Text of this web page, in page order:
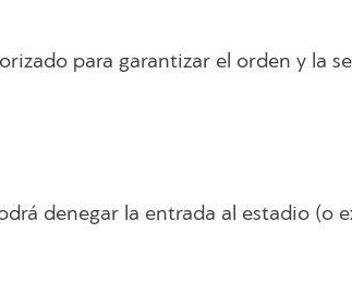
para garantizar el orden y la
denegar la entrada al estadio (o